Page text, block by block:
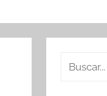
Buscar: